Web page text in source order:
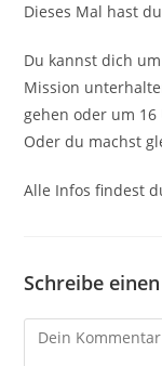
Dieses Mal hast
Du kannst dich
Mission
gehen oder um 16
Oder du machst
Alle Infos findest
Schreibe